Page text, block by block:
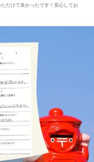
だけて良かったです！安心してお